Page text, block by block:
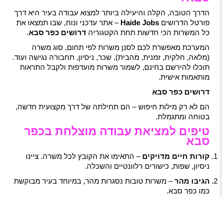
הדרך הטובה, הקלה והיעילה ביותר למצוא עבודה בעיר היא דרך
פורטל הדרושים Haide Jobs – אתר עדכני ונוח, שבו תמצאו את
כל המשרות הכי חדשות תחת הקטגוריה דרושים כפר סבא.
המערכת מאפשרת לכם לסנן משרות לפי תחום, סוג משרה
(מלאה, חלקית, זמנית, מהבית), שכר, ניסיון, תחבורה נגישה ועוד.
תוכלו להירשם בחינם, לשמור משרות מועדפות ולקבל התראות
מותאמות אישית.
דרושים כפר סבא
הם לא רק מילות חיפוש – הם תחילתה של דרך מקצועית חדשה,
בטוחה ומתגמלת.
טיפים למציאת עבודה מוצלחת בכפר
סבא
קורות חיים מדויקים – התאימו את הקובץ לכל משרה. ציינו
ניסיון, שפות, כישורים רלוונטיים והשכלה.
הגיבו מהר– משרות טובות נסגרות מהר, במיוחד בעיר מבוקשת
כמו כפר סבא.